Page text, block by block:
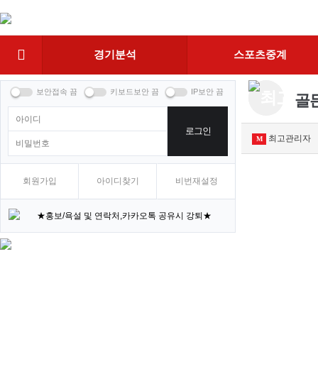
상
단
비
경기분석 스포츠중계
골
M 최고관리자
로그인
회원가입 아이디찾기 비번재설정
★홍보/욕설 및 연락처,카카오톡 공유시 강퇴★